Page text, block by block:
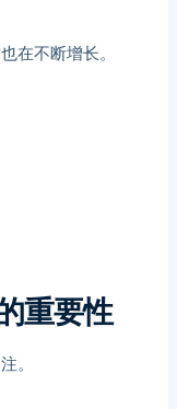
在不断增长。
重要性
。